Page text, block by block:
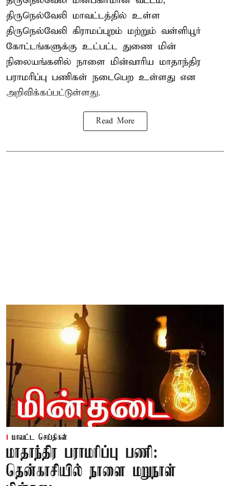
திருநெல்வேலி மாவட்டத்தில் உள்ள
திருநெல்வேலி கிராமப்புறம் மற்றும் வள்ளியூர்
கோட்டங்களுக்கு உட்பட்ட துணை மின்
நிலையங்களில் நாளை மின்வாரிய மாதாந்திர
பராமரிப்பு பணிகள் நடைபெற உள்ளது என
அறிவிக்கப்பட்டுள்ளது.
Read More
மாவட்ட செய்திகள்
மாதாந்திர பராமரிப்பு பணி:
தென்காசியில் நாளை மறுநாள்